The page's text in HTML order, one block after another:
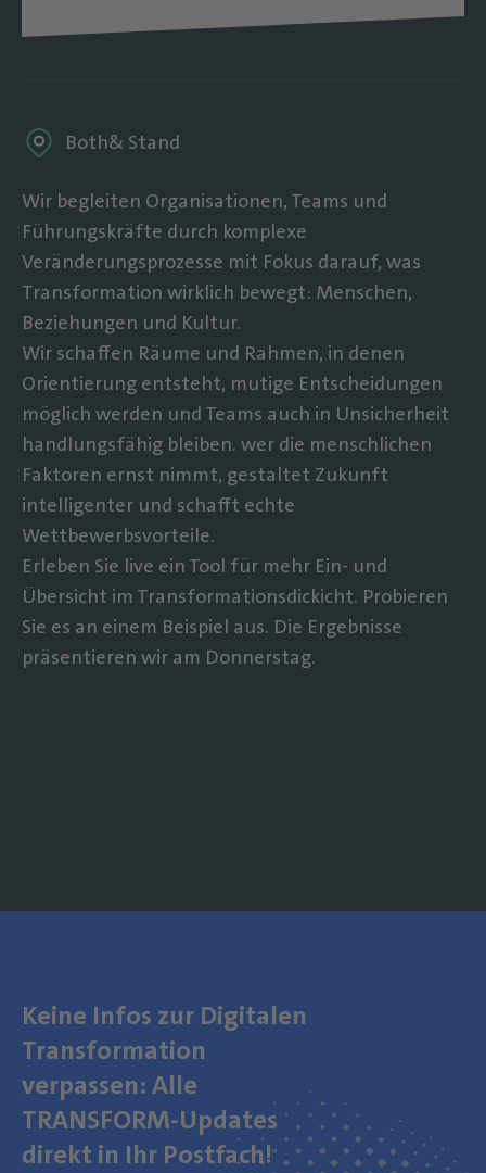
Both& Stand
Wir begleiten Organisationen, Teams und
Führungskräfte durch komplexe
Veränderungsprozesse mit Fokus darauf, was
Transformation wirklich bewegt: Menschen,
Beziehungen und Kultur.
Wir schaffen Räume und Rahmen, in denen
Orientierung entsteht, mutige Entscheidungen
möglich werden und Teams auch in Unsicherheit
handlungsfähig bleiben. wer die menschlichen
Faktoren ernst nimmt, gestaltet Zukunft
intelligenter und schafft echte
Wettbewerbsvorteile.
Erleben Sie live ein Tool für mehr Ein- und
Übersicht im Transformationsdickicht. Probieren
Sie es an einem Beispiel aus. Die Ergebnisse
präsentieren wir am Donnerstag.
Keine Infos zur Digitalen
Transformation
verpassen: Alle
TRANSFORM-Updates
direkt in Ihr Postfach!